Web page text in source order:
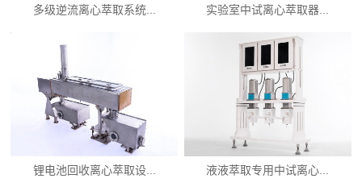
多级逆流离心萃取系统... 实验室中试离心萃取器...
锂电池回收离心萃取设... 液液萃取专用中试离心...